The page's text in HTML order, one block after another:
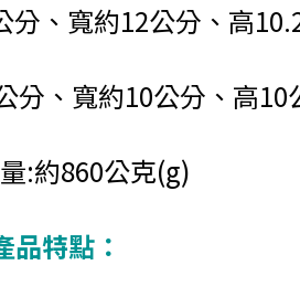
分、寬約12公分、高
分、寬約10公分、高10
:約860公克(g)
品特點：